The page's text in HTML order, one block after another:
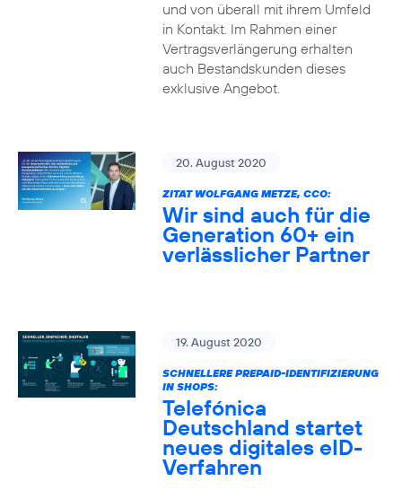
und von überall mit ihrem Umfeld
in Kontakt. Im Rahmen einer
Vertragsverlängerung erhalten
auch Bestandskunden dieses
exklusive Angebot.
20. August 2020
ZITAT WOLFGANG METZE, CCO:
Wir sind auch für die
Generation 60+ ein
verlässlicher Partner
19. August 2020
SCHNELLERE PREPAID-IDENTIFIZIERUNG
IN SHOPS:
Telefónica
Deutschland startet
neues digitales eID-
Verfahren